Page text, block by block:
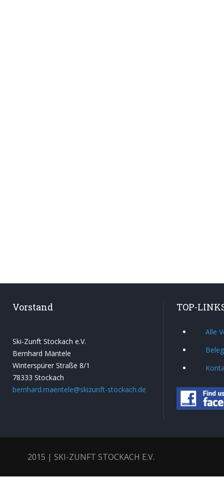
Vorstand
Ski-Zunft Stockach e.V.
Bernhard Mäntele
Winterspürer Straße 8/1
78333 Stockach
bernhard.maentele@skizunft-stockach.de
TOP-
Alle
2015 | SKI-ZUNFT STOCKACH E.V.